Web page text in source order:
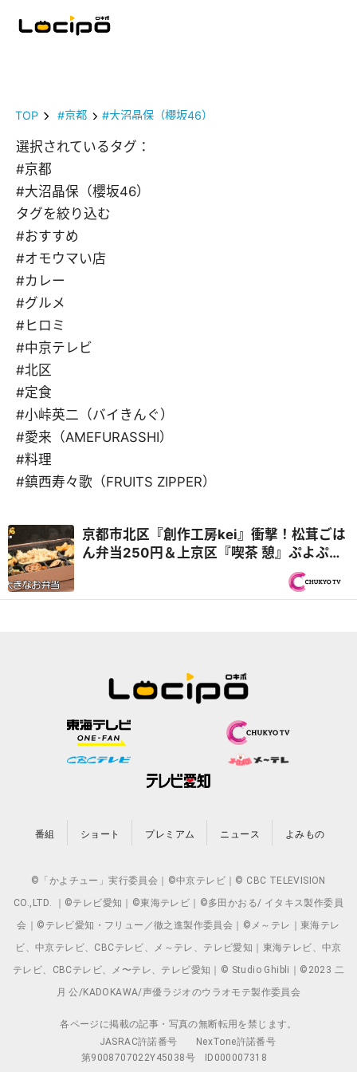
TOP #京都 #大沼晶保（櫻坂46）
選択されているタグ：
#京都
#大沼晶保（櫻坂46）
タグを絞り込む
#おすすめ
#オモウマい店
#カレー
#グルメ
#ヒロミ
#中京テレビ
#北区
#定食
#小峠英二（バイきんぐ）
#愛来（AMEFURASSHI）
#料理
#鎮西寿々歌（FRUITS ZIPPER）
京都市北区『創作工房kei』衝撃！松茸ごは
ん弁当250円＆上京区『喫茶 憩』ぷよぷよ
卵のオムレツカレー再び！秋の京都 2,000
番組 ショート プレミアム ニュース よみもの
©「かよチュー」実行委員会｜©中京テレビ｜© CBC TELEVISION
CO.,LTD. ｜©テレビ愛知｜©東海テレビ｜©多田かおる/ イタキス製作委員
会｜©テレビ愛知・フリュー／徹之進製作委員会｜©メ～テレ｜東海テレ
ビ、中京テレビ、CBCテレビ、メ～テレ、テレビ愛知｜東海テレビ、中京
テレビ、CBCテレビ、メ〜テレ、テレビ愛知｜© Studio Ghibli｜©2023 二
月 公/KADOKAWA/声優ラジオのウラオモテ製作委員会
各ページに掲載の記事・写真の無断転用を禁じます。
JASRAC許諾番号
NexTone許諾番号
第9008707022Y45038号
ID000007318